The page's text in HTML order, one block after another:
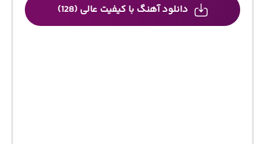
دانلود آهنگ با کیفیت عالی (128)